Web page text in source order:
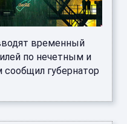
временный
по нечетным и
губернатор